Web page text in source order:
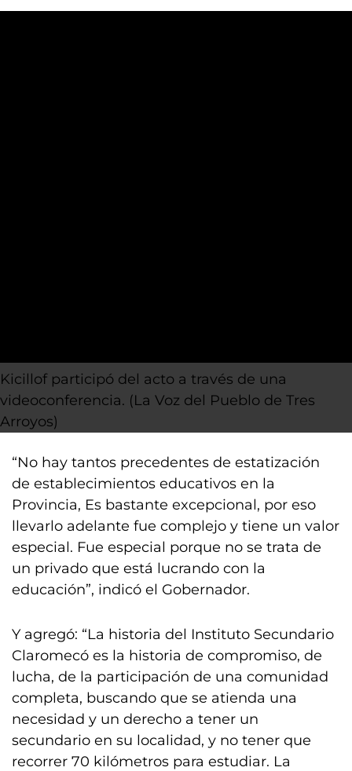
Kicillof participó del acto a través de una
videoconferencia. (La Voz del Pueblo de Tres
Arroyos)
“No hay tantos precedentes de estatización
de establecimientos educativos en la
Provincia, Es bastante excepcional, por eso
llevarlo adelante fue complejo y tiene un valor
especial. Fue especial porque no se trata de
un privado que está lucrando con la
educación”, indicó el Gobernador.
Y agregó: “La historia del Instituto Secundario
Claromecó es la historia de compromiso, de
lucha, de la participación de una comunidad
completa, buscando que se atienda una
necesidad y un derecho a tener un
secundario en su localidad, y no tener que
recorrer 70 kilómetros para estudiar. La